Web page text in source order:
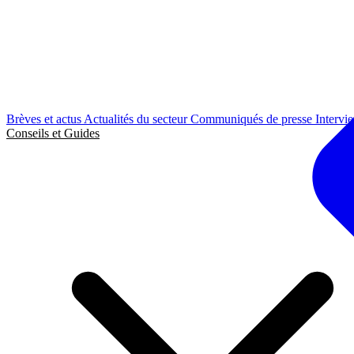
Brèves et actus Actualités du secteurCommuniqués de presse
Conseils et Guides